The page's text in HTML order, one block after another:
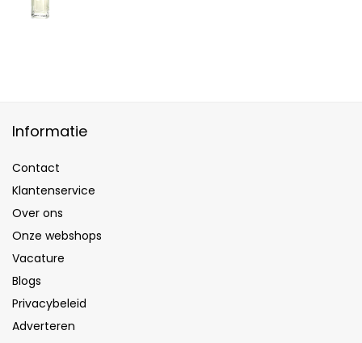
Informatie
Contact
Klantenservice
Over ons
Onze webshops
Vacature
Blogs
Privacybeleid
Adverteren